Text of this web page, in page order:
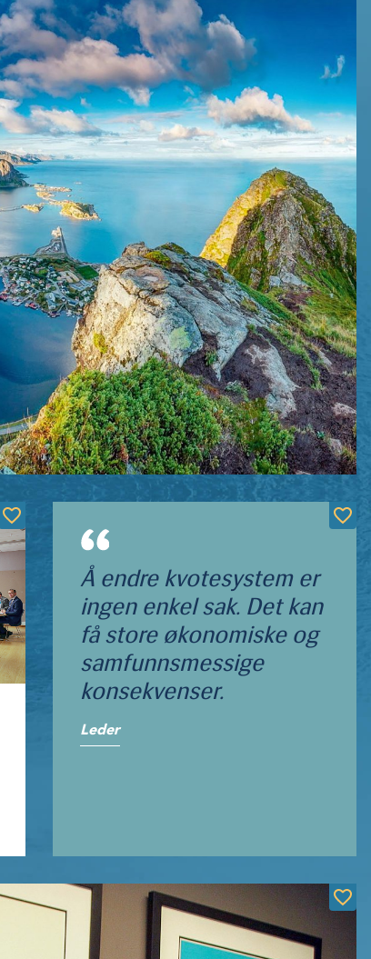
Å endre kvotesystem er
ingen enkel sak. Det kan
få store økonomiske og
samfunnsmessige
konsekvenser.
Leder